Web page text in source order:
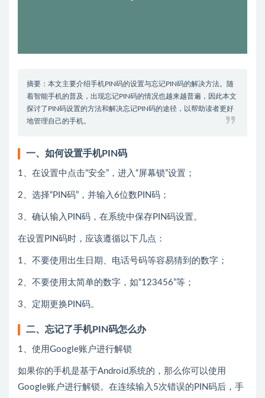
摘要：本文主要介绍手机PIN码的设置与忘记PIN码的解决方法。随
着智能手机的普及，出现忘记PIN码的情况也越来越普遍，因此本文
探讨了PIN码设置的方法和解决忘记PIN码的途径，以帮助读者更好
地管理自己的手机。
一、如何设置手机PIN码
1、在设置中点击“安全”，进入“屏幕锁”设置；
2、选择“PIN码”，并输入6位数PIN码；
3、确认输入PIN码，在系统中保存PIN码设置。
在设置PIN码时，应该遵循以下几点：
1、不要使用出生日期、电话号码等容易猜到的数字；
2、不要使用太简单的数字，如“123456”等；
3、定期更换PIN码。
二、忘记了手机PIN码怎么办
1、使用Google账户进行解锁
如果你的手机是基于Android系统的，那么你可以使用
Google账户进行解锁。在连续输入5次错误的PIN码后，手